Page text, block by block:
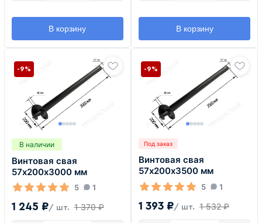
В корзину В корзину
В наличии
Винтовая свая
57х200х3000 мм
5 1
1 245 ₽/ шт. 1 370 ₽
-9%
Под заказ
Винтовая свая
57х200х3500 мм
5 1
1 393 ₽/ шт. 1 532 ₽
-9%